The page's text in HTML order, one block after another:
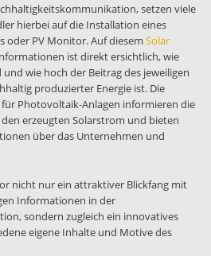
setzen viele
hierbei auf die Installation eines
oder PV Monitor. Auf diesem Solar
ist direkt ersichtlich, wie
wie hoch der Beitrag des jeweiligen
produzierter Energie ist. Die
Photovoltaik-Anlagen informieren die
erzeugten Solarstrom und bieten
über das Unternehmen und
nicht nur ein attraktiver Blickfang mit
Informationen in der
sondern zugleich ein innovatives
eigene Inhalte und Motive des